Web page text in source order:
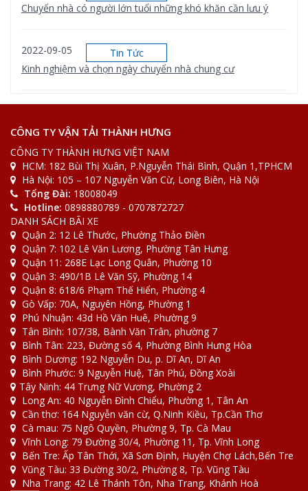
Chuyển nhà có người lớn tuổi những khó khăn cần lưu ý
2022-09-05
Tin Tức
Kinh nghiệm và chọn ngày chuyển nhà chung cư
[Bảng giá] Xe tải chuyển nhà bao nhiêu 1km
2022-08-31
Tin Tức
[Giải Đáp] Gửi đồ qua bưu điện bao nhiêu 1kg
CÔNG TY VẬN TẢI THÀNH HƯNG
CÔNG TY THÀNH HƯNG VIỆT NAM
HCM: 182 Bùi Thị Xuân, P.Nguyễn Thái Bình, Quận 1,TPHCM
Hà Nội: 105 – 107 Nguyễn Văn Cừ, Long Biên, Hà Nội
Tổng Đài: 18008049
Hotline: 0898880789 - 0707872727
DANH SÁCH BÃI XE
Quận 2: 12 Lê Thước, Phường Thảo Điền
Quận 7: 102 Lê Văn Lương, Phường Tân Hưng
Quận 11: 268E Lạc Long Quân, Phường 10
Quận 3: 490/1B Lê Văn Sỹ, Phường 14
Quận 8: 618/6 Phạm Thế Hiển, Phường 4
Gò Vấp: 70A, Nguyên Hồng, Phường 1
Phú Nhuận: 43d Hồ Văn Huê, Phường 9
Tân Bình: 107/38, Bành Văn Trân, phường 7
Bình Tân: 223, Đường số 4, Phường Bình Hưng Hòa
Bình Dương: 192 Nguyễn Du, p. Dĩ An, Dĩ An
Bình Phước: 9 Nguyễn Huệ, Tân Phú, Đồng Xoài
Tây Ninh: 44 Trưng Nữ Vương, Phường 2
Long An: 40 Nguyễn Đình Chiểu, Phường 1, Tân An
Cần thơ: 164 Nguyễn văn cừ, Q.Ninh Kiều, Tp.Cần Thơ
Cà mau: 75 Ngô Quyền, Phường 9, Tp. Cà Mau
Vĩnh Long: 79 Đường 30/4, Phường 11, Tp. Vĩnh Long
Bến Tre: Ấp Tân Thới, Xã Sơn Định, Huyện Chợ Lách,Bến Tre
Vũng Tàu: 33 Đường 30/2, Phường 8, Tp. Vũng Tàu
Nha Trang: 42 Lê Thánh Tôn, Nha Trang, Khánh Hoà